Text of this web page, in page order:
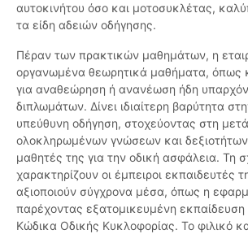
αυτοκινήτου όσο και μοτοσυκλέτας,
τα είδη αδειών οδήγησης.
Πέραν των πρακτικών μαθημάτων, η
οργανωμένα θεωρητικά μαθήματα, όπως
για αναθεώρηση ή ανανέωση ήδη
διπλωμάτων. Δίνει ιδιαίτερη βαρύτητα
υπεύθυνη οδήγηση, στοχεύοντας στη
ολοκληρωμένων γνώσεων και
μαθητές της για την οδική ασφάλεια. Τη
χαρακτηρίζουν οι έμπειροι εκπαιδευτές
αξιοποιούν σύγχρονα μέσα, όπως η
παρέχοντας εξατομικευμένη εκπαίδευση
Κώδικα Οδικής Κυκλοφορίας. Το φιλικό